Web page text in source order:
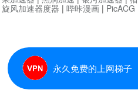
永久免费的上网梯子
旋风加速器度器 | 哔咔漫画 | PicACG